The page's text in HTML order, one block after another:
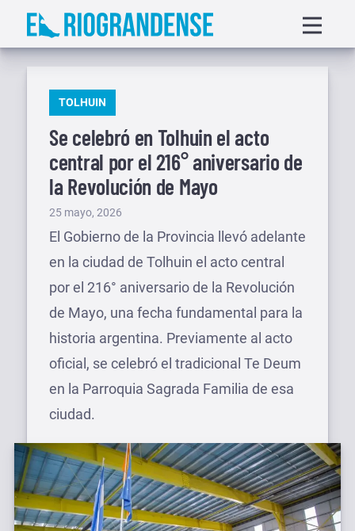
Saltar
menu
PUBLICADO
TOLHUIN
Se celebró en Tolhuin el acto
central por el 216° aniversario de
la Revolución de Mayo
Publicado
el
25 mayo, 2026
El Gobierno de la Provincia llevó adelante
en la ciudad de Tolhuin el acto central
por el 216° aniversario de la Revolución
de Mayo, una fecha fundamental para la
historia argentina. Previamente al acto
oficial, se celebró el tradicional Te Deum
en la Parroquia Sagrada Familia de esa
ciudad.